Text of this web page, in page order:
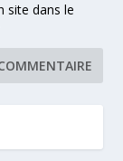
site dans le